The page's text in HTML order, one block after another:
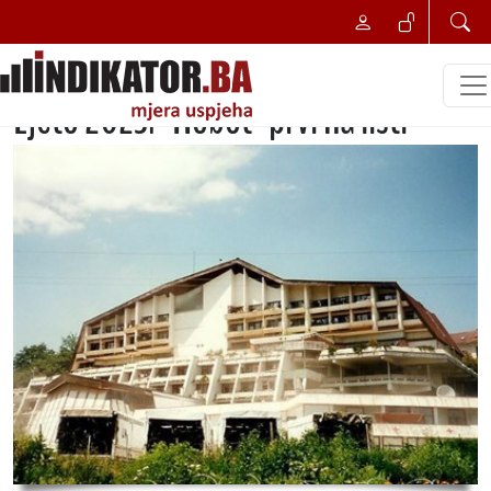
NAJBOLJI POSLOVNI POTEZ
Najbolji potez u turizmu za sezonu
Ljeto 2023: "Robot" prvi na listi